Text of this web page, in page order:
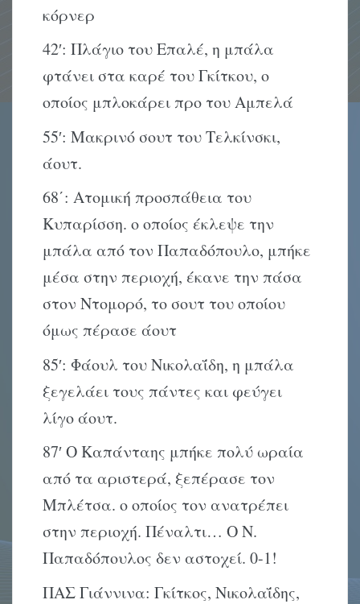
κόρνερ
42′: Πλάγιο του Επαλέ, η μπάλα
φτάνει στα καρέ του Γκίτκου, ο
οποίος μπλοκάρει προ του Αμπελά
55′: Μακρινό σουτ του Τελκίνσκι,
άουτ.
68΄: Ατομική προσπάθεια του
Κυπαρίσση. ο οποίος έκλεψε την
μπάλα από τον Παπαδόπουλο, μπήκε
μέσα στην περιοχή, έκανε την πάσα
στον Ντομορό, το σουτ του οποίου
όμως πέρασε άουτ
85′: Φάουλ του Νικολαΐδη, η μπάλα
ξεγελάει τους πάντες και φεύγει
λίγο άουτ.
87′ Ο Καπάνταης μπήκε πολύ ωραία
από τα αριστερά, ξεπέρασε τον
Μπλέτσα. ο οποίος τον ανατρέπει
στην περιοχή. Πέναλτι… Ο Ν.
Παπαδόπουλος δεν αστοχεί. 0-1!
ΠΑΣ Γιάννινα: Γκίτκος, Νικολαΐδης,